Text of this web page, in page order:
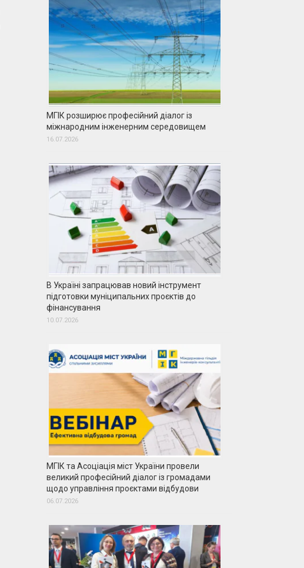
МГІК розширює професійний діалог із
міжнародним інженерним середовищем
16.07.2026
В Україні запрацював новий інструмент
підготовки муніципальних проєктів до
фінансування
10.07.2026
МГІК та Асоціація міст України провели
великий професійний діалог із громадами
щодо управління проєктами відбудови
06.07.2026